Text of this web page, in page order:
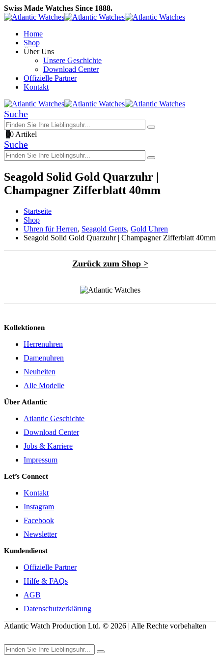
Swiss Made Watches Since 1888.
Home
Shop
Über Uns
Unsere Geschichte
Download Center
Offizielle Partner
Kontakt
Suche
00 Artikel
Suche
Seagold Solid Gold Quarzuhr |
Champagner Zifferblatt 40mm
Startseite
Shop
Uhren für Herren, Seagold Gents, Gold Uhren
Seagold Solid Gold Quarzuhr | Champagner Zifferblatt 40mm
Zurück zum Shop >
Kollektionen
Herrenuhren
Damenuhren
Neuheiten
Alle Modelle
Über Atlantic
Atlantic Geschichte
Download Center
Jobs & Karriere
Impressum
Let’s Connect
Kontakt
Instagram
Facebook
Newsletter
Kundendienst
Offizielle Partner
Hilfe & FAQs
AGB
Datenschutzerklärung
Atlantic Watch Production Ltd. © 2026 | Alle Rechte vorbehalten